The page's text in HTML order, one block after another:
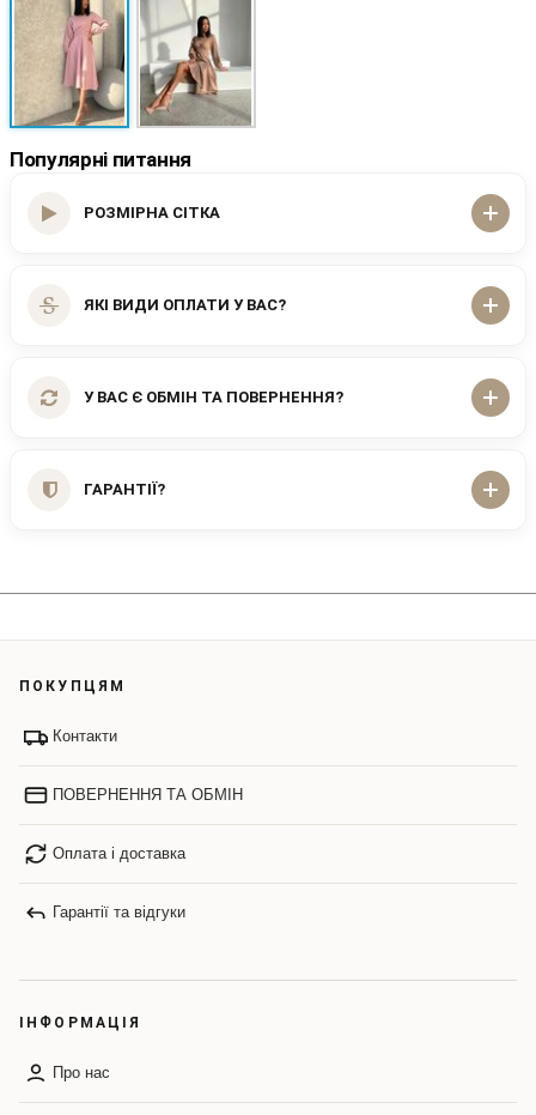
Популярні питання
РОЗМІРНА СІТКА
ЯКІ ВИДИ ОПЛАТИ У ВАС?
У ВАС Є ОБМІН ТА ПОВЕРНЕННЯ?
ГАРАНТІЇ?
ПОКУПЦЯМ
Контакти
ПОВЕРНЕННЯ ТА ОБМІН
Оплата і доставка
Гарантії та відгуки
ІНФОРМАЦІЯ
Про нас